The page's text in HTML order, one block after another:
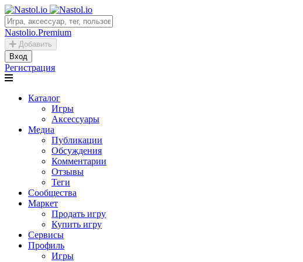
Nastolio.Premium
Добавить
Вход
Регистрация
Каталог
Игры
Аксессуары
Медиа
Публикации
Обсуждения
Комментарии
Отзывы
Теги
Сообщества
Маркет
Продать игру
Купить игру
Сервисы
Профиль
Игры